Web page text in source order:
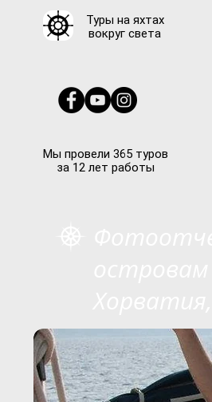
Туры на яхтах
вокруг света
Мы провели 365 туров
за 12 лет работы